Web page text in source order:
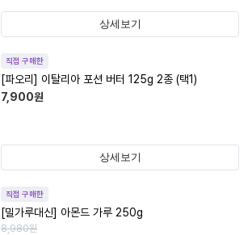
상세보기
직접 구매한
[파오리] 이탈리아 포션 버터 125g 2종 (택1)
7,900원
상세보기
직접 구매한
[밀가루대신] 아몬드 가루 250g
8,980원